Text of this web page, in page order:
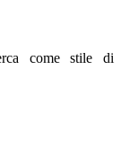
come stile di